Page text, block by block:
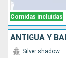
Comidas incluidas
Silver shadow